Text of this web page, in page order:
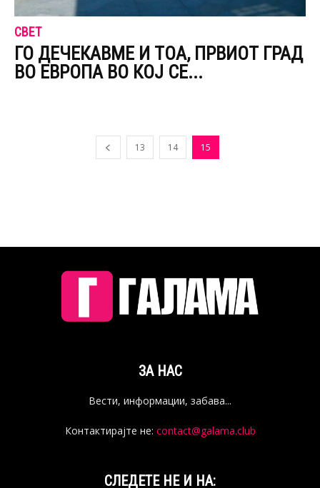
СВЕТ
ГО ДЕЧЕКАВМЕ И ТОА, ПРВИОТ ГРАД
ВО ЕВРОПА ВО КОЈ СЕ...
13 14 15
ЗА НАС
Вести, информации, забава...
Контактирајте не: contact@galama.club
СЛЕДЕТЕ НЕ И НА: